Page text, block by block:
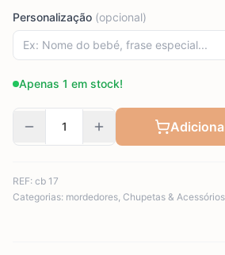
Personalização (opcional)
Apenas 1 em stock!
REF: cb 17
Categorias: mordedores, Chupetas & Acessórios